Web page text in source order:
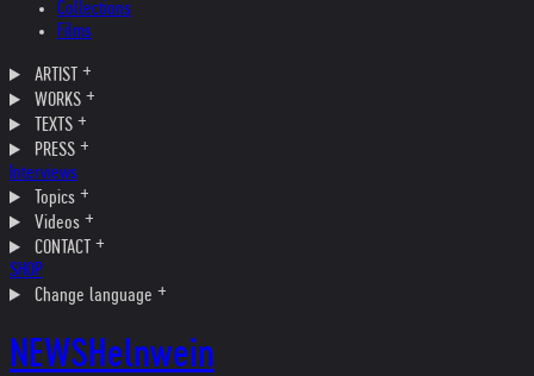
Collections
Films
ARTIST
WORKS
TEXTS
PRESS
Interviews
Topics
Videos
CONTACT
SHOP
Change language
NEWSHelnwein